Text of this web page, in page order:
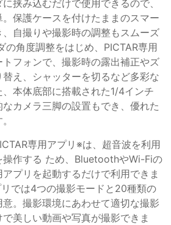
挟み込むだけで使用できるので、
保護ケースを付けたままのスマー
、自撮りや撮影時の調整もスムーズ
の角度調整をはじめ、PICTAR専用
フォンで、撮影時の露出補正やズ
え、シャッターを切るなど多彩な
本体底部に搭載された1/4インチ
カメラ三脚の設置もでき、優れた
専用アプリ※は、超音波を利用
操作する ため、BluetoothやWi-Fiの
プリを起動するだけで利用できま
では4つの撮影モードと20種類の
。撮影環境にあわせて適切な撮影
美しい動画や写真が撮影できま